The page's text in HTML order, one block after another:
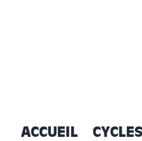
ACCUEIL CYCLES